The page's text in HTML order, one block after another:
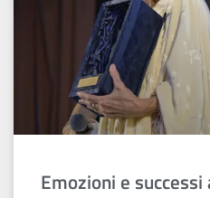
Emozioni e